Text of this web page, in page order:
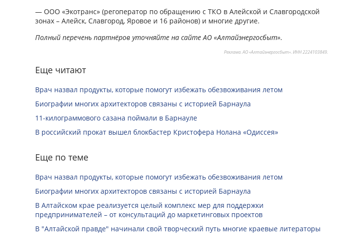
— ООО «Экотранс» (регоператор по обращению с ТКО в Алейской и Славгородской
зонах – Алейск, Славгород, Яровое и 16 районов) и многие другие.
Полный перечень партнёров уточняйте на сайте АО «Алтайэнергосбыт».
Реклама. АО «Алтайэнергосбыт». ИНН 2224103849.
Еще читают
Врач назвал продукты, которые помогут избежать обезвоживания летом
Биографии многих архитекторов связаны с историей Барнаула
11-килограммового сазана поймали в Барнауле
В российский прокат вышел блокбастер Кристофера Нолана «Одиссея»
Еще по теме
Врач назвал продукты, которые помогут избежать обезвоживания летом
Биографии многих архитекторов связаны с историей Барнаула
В Алтайском крае реализуется целый комплекс мер для поддержки
предпринимателей – от консультаций до маркетинговых проектов
В "Алтайской правде" начинали свой творческий путь многие краевые литераторы